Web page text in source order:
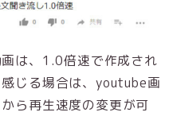
は、1.0倍速で作成され
じる場合は、youtube画
ら再生速度の変更が可